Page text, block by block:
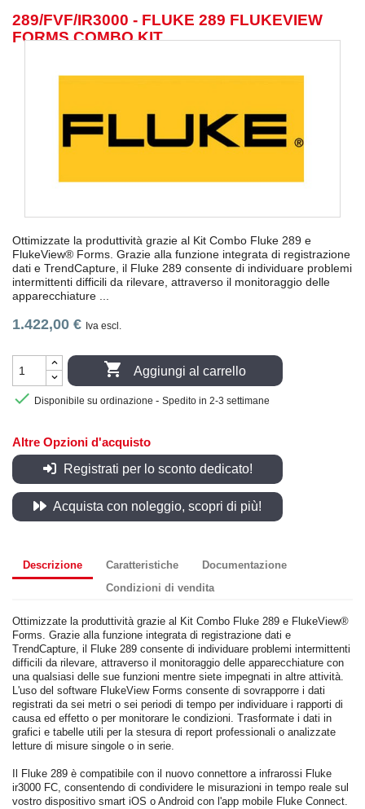
289/FVF/IR3000 - FLUKE 289 FLUKEVIEW
FORMS COMBO KIT
Ottimizzate la produttività grazie al Kit Combo Fluke 289 e
FlukeView® Forms. Grazie alla funzione integrata di registrazione
dati e TrendCapture, il Fluke 289 consente di individuare problemi
intermittenti difficili da rilevare, attraverso il monitoraggio delle
apparecchiature ...
1.422,00 € Iva escl.
 Aggiungi al carrello
 Disponibile su ordinazione - Spedito in 2-3 settimane
Altre Opzioni d'acquisto
Registrati per lo sconto dedicato!
Acquista con noleggio, scopri di più!
Descrizione Caratteristiche
Documentazione
Condizioni di vendita
Ottimizzate la produttività grazie al Kit Combo Fluke 289 e FlukeView®
Forms. Grazie alla funzione integrata di registrazione dati e
TrendCapture, il Fluke 289 consente di individuare problemi intermittenti
difficili da rilevare, attraverso il monitoraggio delle apparecchiature con
una qualsiasi delle sue funzioni mentre siete impegnati in altre attività.
L'uso del software FlukeView Forms consente di sovrapporre i dati
registrati da sei metri o sei periodi di tempo per individuare i rapporti di
causa ed effetto o per monitorare le condizioni. Trasformate i dati in
grafici e tabelle utili per la stesura di report professionali o analizzate
letture di misure singole o in serie.
Il Fluke 289 è compatibile con il nuovo connettore a infrarossi Fluke
ir3000 FC, consentendo di condividere le misurazioni in tempo reale sul
vostro dispositivo smart iOS o Android con l'app mobile Fluke Connect.